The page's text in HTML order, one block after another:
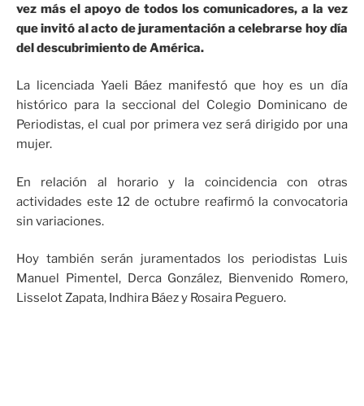
vez más el apoyo de todos los comunicadores, a la vez
que invitó al acto de juramentación a celebrarse hoy día
del descubrimiento de América.
La licenciada Yaeli Báez manifestó que hoy es un día
histórico para la seccional del Colegio Dominicano de
Periodistas, el cual por primera vez será dirigido por una
mujer.
En relación al horario y la coincidencia con otras
actividades este 12 de octubre reafirmó la convocatoria
sin variaciones.
Hoy también serán juramentados los periodistas Luis
Manuel Pimentel, Derca González, Bienvenido Romero,
Lisselot Zapata, Indhira Báez y Rosaira Peguero.